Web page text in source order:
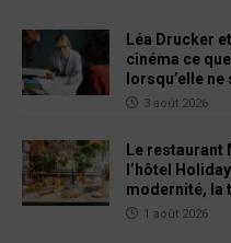
Léa Drucker
cinéma ce
lorsqu’elle
3 août 2026
Le restaurant
l’hôtel
modernité, la
1 août 2026